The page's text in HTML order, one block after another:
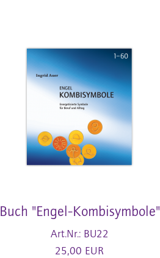
Buch "Engel-Kombisymbole"
Art.Nr.: BU22
25,00 EUR